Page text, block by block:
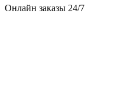
Онлайн заказы 24/7